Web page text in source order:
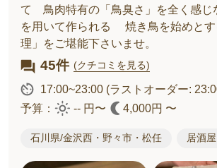
て 鳥肉特有の「鳥臭さ」を全く感じ
を用いて作られる 焼き鳥を始めとす
理」をご堪能下さいませ。
45件 (クチコミを見る)
17:00~23:00 (ラストオーダー:
予算：
-- 円〜 4,000円 〜
石川県/金沢西・野々市・松任 居酒